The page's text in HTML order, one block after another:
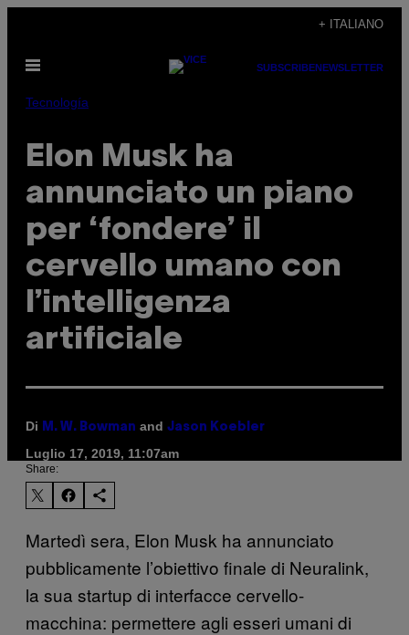
contenuto
+ ITALIANO
Apri
SUBSCRIBENEWSLETTER
Tecnología
Elon Musk ha
annunciato un piano
per ‘fondere’ il
cervello umano con
l’intelligenza
artificiale
Di M. W. Bowman and Jason Koebler
Luglio 17, 2019, 11:07am
Share:
Martedì sera, Elon Musk ha annunciato
pubblicamente l’obiettivo finale di Neuralink,
la sua startup di interfacce cervello-
macchina: permettere agli esseri umani di